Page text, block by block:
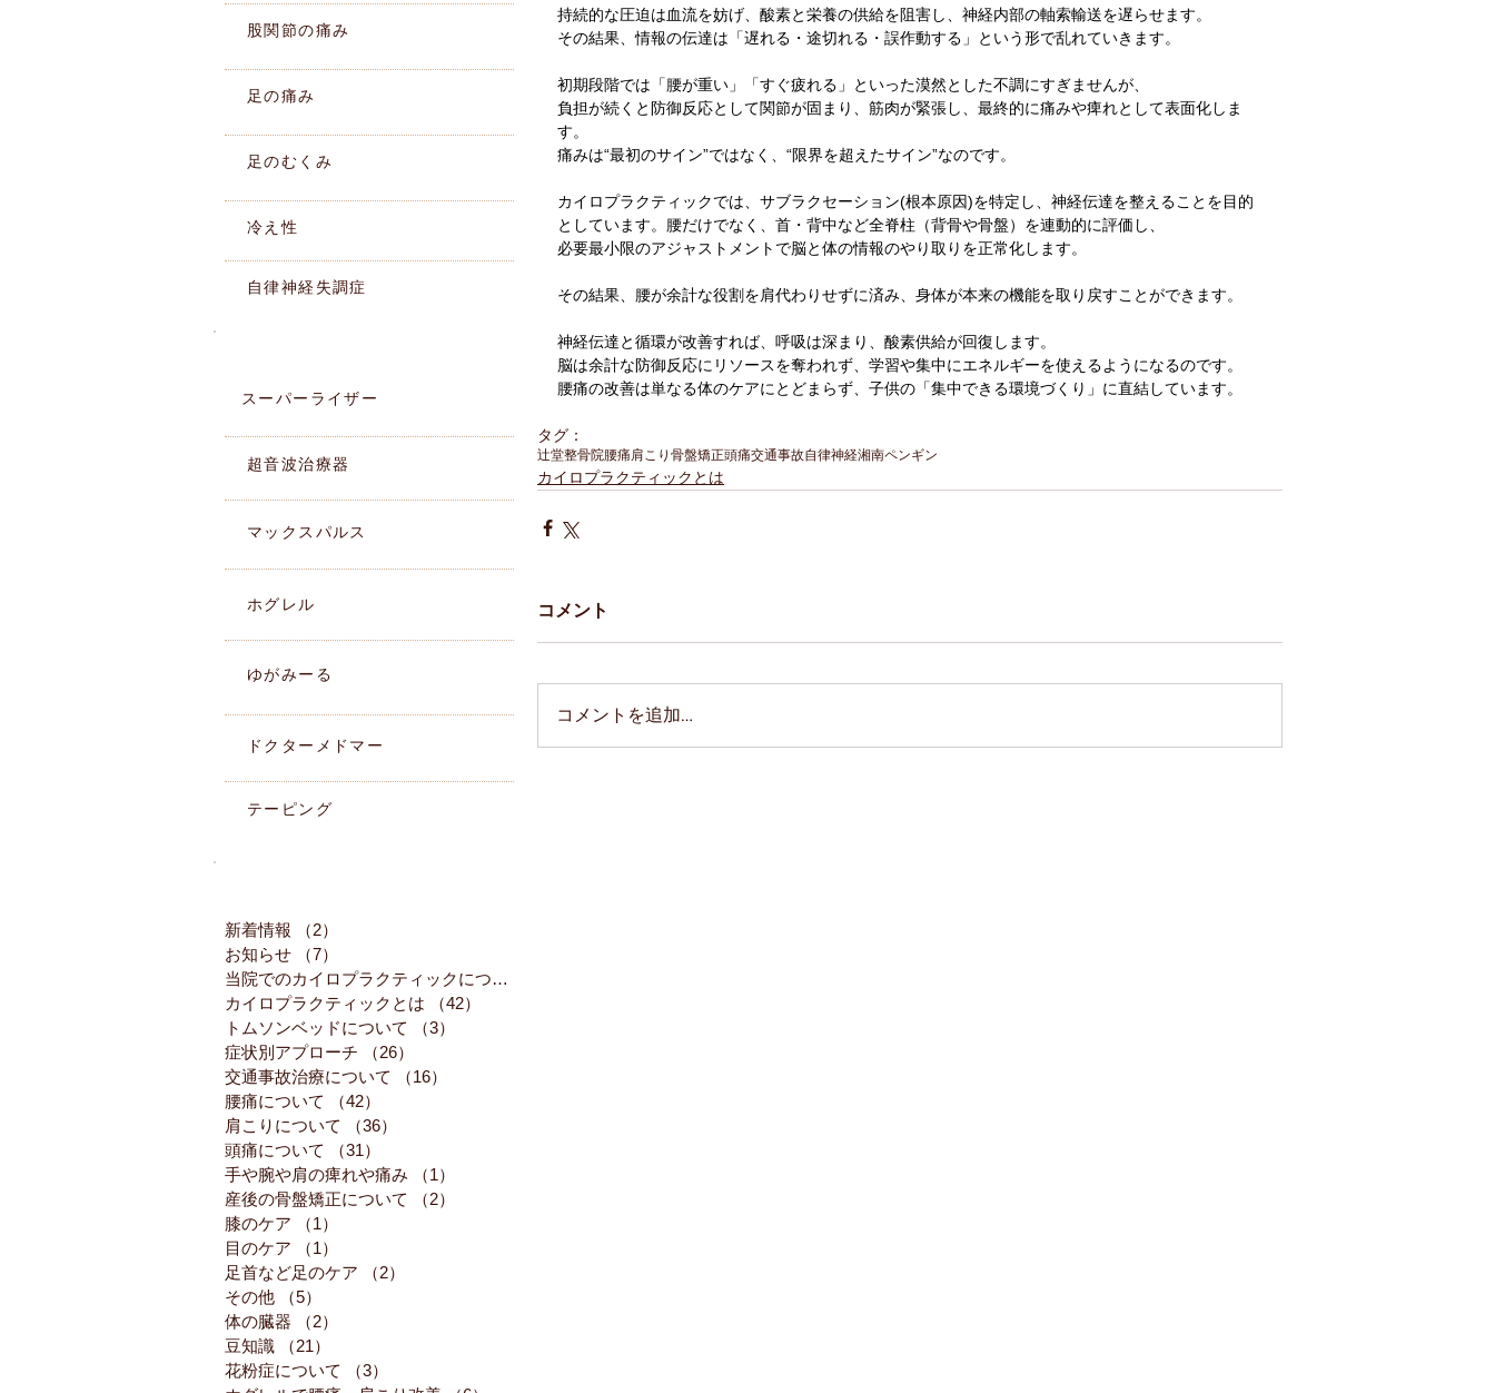
持続的な圧迫は血流を妨げ、酸素と栄養の供給を阻害し、神経内部の軸索輸送を遅らせます。
その結果、情報の伝達は「遅れる・途切れる・誤作動する」という形で乱れていきます。
初期段階では「腰が重い」「すぐ疲れる」といった漠然とした不調にすぎませんが、
負担が続くと防御反応として関節が固まり、筋肉が緊張し、最終的に痛みや痺れとして表面化しま
す。
痛みは“最初のサイン”ではなく、“限界を超えたサイン”なのです。
カイロプラクティックでは、サブラクセーション(根本原因)を特定し、神経伝達を整えることを目的
としています。腰だけでなく、首・背中など全脊柱（背骨や骨盤）を連動的に評価し、
必要最小限のアジャストメントで脳と体の情報のやり取りを正常化します。
その結果、腰が余計な役割を肩代わりせずに済み、身体が本来の機能を取り戻すことができます。
神経伝達と循環が改善すれば、呼吸は深まり、酸素供給が回復します。
脳は余計な防御反応にリソースを奪われず、学習や集中にエネルギーを使えるようになるのです。
腰痛の改善は単なる体のケアにとどまらず、子供の「集中できる環境づくり」に直結しています。
タグ：
辻堂整骨院腰痛肩こり 骨盤矯正頭痛交通事故自律神経湘南ペンギン
カイロプラクティックとは
コメント
コメントを追加…
股関節の痛み
足の痛み
足のむくみ
冷え性
自律神経失調症
新着情報 （2）
お知らせ
（7）
当院でのカイロプラクティックについて
カイロプラクティックとは
（42）
トムソンベッドについて
（3）
症状別アプローチ
（26）
交通事故治療について
（16）
腰痛について
（42）
肩こりについて
（36）
頭痛について
（31）
手や腕や肩の痺れや痛み
（1）
産後の骨盤矯正について
（2）
膝のケア
（1）
目のケア
（1）
足首など足のケア
（2）
その他
（5）
体の臓器
（2）
豆知識
（21）
花粉症について
（3）
スーパーライザー
​超音波治療器
マックスパルス
ホグレル
ゆがみーる
ドクターメドマー
テーピング